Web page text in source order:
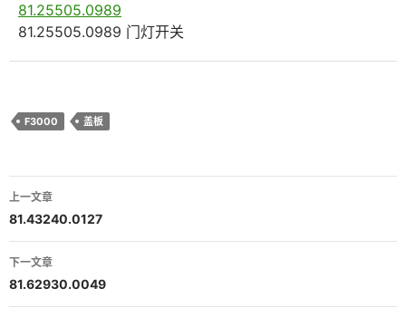
81.25505.0989
81.25505.0989 门灯开关
F3000 盖板
文
章
导
航
上一文章
81.43240.0127
下一文章
81.62930.0049